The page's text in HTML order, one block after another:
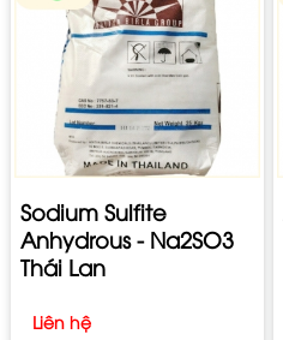
Sodium Sulfite
Anhydrous - Na2SO3
Thái Lan
Liên hệ